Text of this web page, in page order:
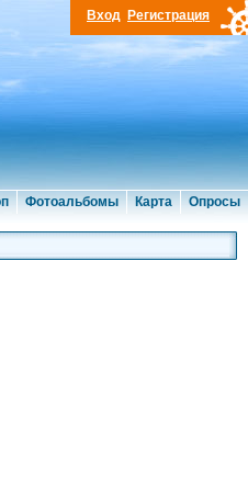
Фотоальбомы Карта Опросы
Вход Регистрация